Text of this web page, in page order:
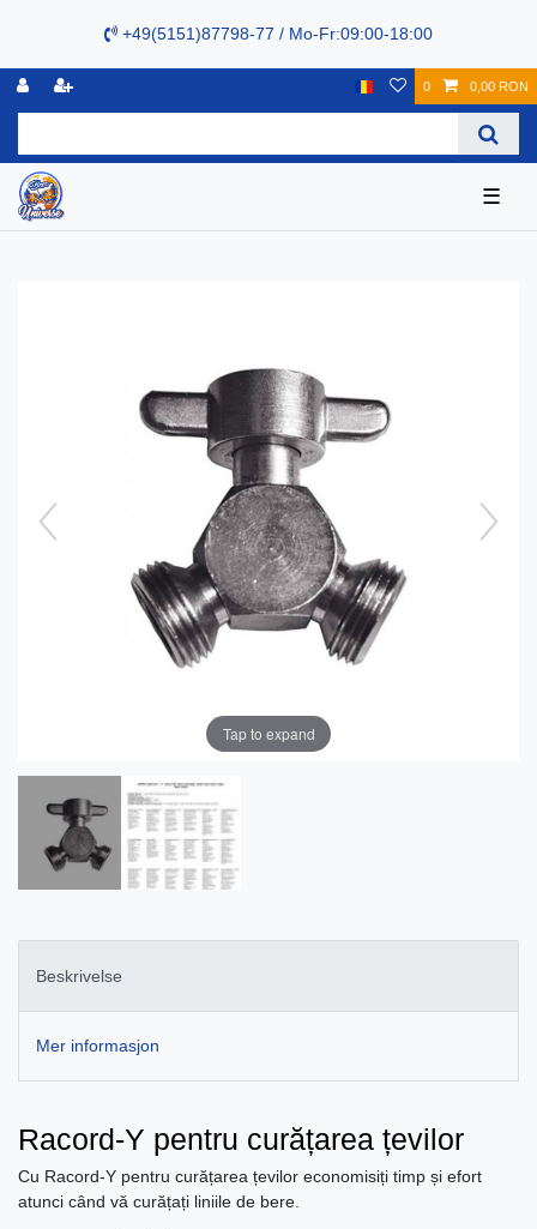
+49(5151)87798-77 / Mo-Fr:09:00-18:00
0 0,00 RON
☰
Tap to expand
Beskrivelse
Mer informasjon
Racord-Y pentru curățarea țevilor
Cu Racord-Y pentru curățarea țevilor economisiți timp și efort
atunci când vă curățați liniile de bere.